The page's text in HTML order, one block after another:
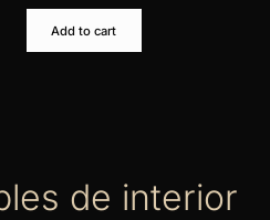
Add to cart
de interior